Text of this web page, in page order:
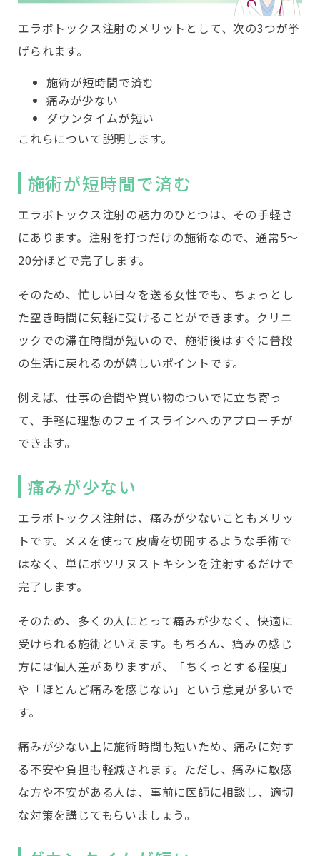
エラボトックス注射のメリットとして、次の3つが挙
げられます。
施術が短時間で済む
痛みが少ない
ダウンタイムが短い
これらについて説明します。
施術が短時間で済む
エラボトックス注射の魅力のひとつは、その手軽さ
にあります。注射を打つだけの施術なので、通常5〜
20分ほどで完了します。
そのため、忙しい日々を送る女性でも、ちょっとし
た空き時間に気軽に受けることができます。クリニ
ックでの滞在時間が短いので、施術後はすぐに普段
の生活に戻れるのが嬉しいポイントです。
例えば、仕事の合間や買い物のついでに立ち寄っ
て、手軽に理想のフェイスラインへのアプローチが
できます。
痛みが少ない
エラボトックス注射は、痛みが少ないこともメリッ
トです。メスを使って皮膚を切開するような手術で
はなく、単にボツリヌストキシンを注射するだけで
完了します。
そのため、多くの人にとって痛みが少なく、快適に
受けられる施術といえます。もちろん、痛みの感じ
方には個人差がありますが、「ちくっとする程度」
や「ほとんど痛みを感じない」という意見が多いで
す。
痛みが少ない上に施術時間も短いため、痛みに対す
る不安や負担も軽減されます。ただし、痛みに敏感
な方や不安がある人は、事前に医師に相談し、適切
な対策を講じてもらいましょう。